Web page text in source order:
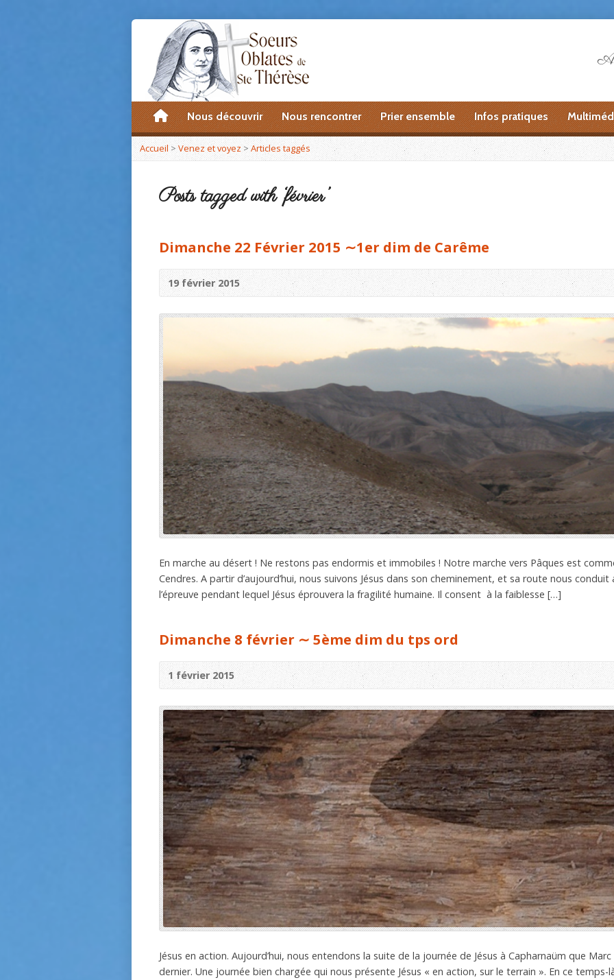
accueilNous découvrir Nous rencontrer Prier ensemble Infos pratiques
Accueil>Venez et voyez > Articles taggés
Posts tagged with ‘février’
Dimanche 22 Février 2015 ∼1er dim de Carême
19 février 2015
En marche au désert ! Ne restons pas endormis et immobiles ! Notre marche vers Pâques est
Cendres. A partir d’aujourd’hui, nous suivons Jésus dans son cheminement, et sa route nous
l’épreuve pendant lequel Jésus éprouvera la fragilité humaine. Il consent à la faiblesse […]
Dimanche 8 février ∼ 5ème dim du tps ord
1 février 2015
Jésus en action. Aujourd’hui, nous entendons la suite de la journée de Jésus à Capharnaüm que
dernier. Une journée bien chargée qui nous présente Jésus « en action, sur le terrain ». En ce